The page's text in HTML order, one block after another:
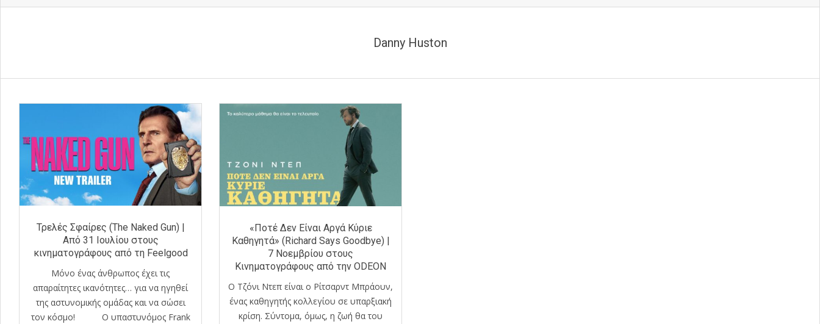
Danny Huston
Τρελές Σφαίρες (The Naked Gun) |
Από 31 Ιουλίου στους
κινηματογράφους από τη Feelgood
Μόνο ένας άνθρωπος έχει τις
απαραίτητες ικανότητες… για να ηγηθεί
της αστυνομικής ομάδας και να σώσει
τον κόσμο! Ο υπαστυνόμος Frank
«Ποτέ Δεν Είναι Αργά Κύριε
Καθηγητά» (Richard Says Goodbye) |
7 Νοεμβρίου στους
Κινηματογράφους από την ODEON
Ο Τζόνι Ντεπ είναι ο Ρίτσαρντ Μπράουν,
ένας καθηγητής κολλεγίου σε υπαρξιακή
κρίση. Σύντομα, όμως, η ζωή θα του